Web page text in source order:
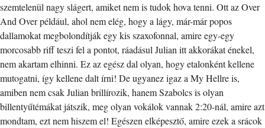
szemtelenül nagy slágert, amiket nem is tudok hova tenni. Ott az Over
And Over például, ahol nem elég, hogy a lágy, már-már popos
dallamokat megbolondítják egy kis szaxofonnal, amire egy-egy
morcosabb riff teszi fel a pontot, ráadásul Julian itt akkorákat énekel,
nem akartam elhinni. Ez az egész dal olyan, hogy etalonként kellene
mutogatni, így kellene dalt írni! De ugyanez igaz a My Hellre is,
amiben nem csak Julian brillírozik, hanem Szabolcs is olyan
billentyűtémákat játszik, meg olyan vokálok vannak 2:20-nál, amire azt
mondtam, ezt nem hiszem el! Egészen elképesztő, amire ezek a srácok